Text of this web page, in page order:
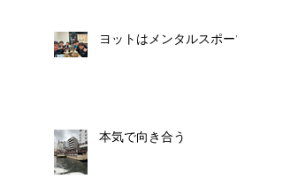
ヨットはメンタルスポーツ
本気で向き合う